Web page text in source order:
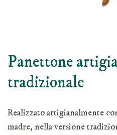
Panettone
tradizionale
Realizzato artigianalmente
madre, nella versione